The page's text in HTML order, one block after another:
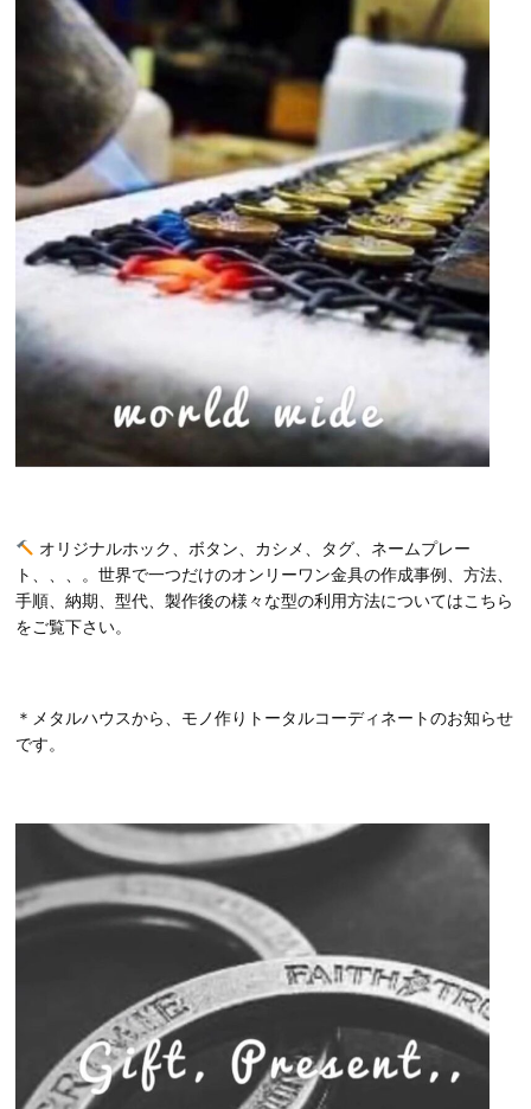
オリジナルホック、ボタン、カシメ、タグ、ネームプレー
ト、、、。世界で一つだけのオンリーワン金具の作成事例、方法、
手順、納期、型代、製作後の様々な型の利用方法についてはこちら
をご覧下さい。
＊メタルハウスから、モノ作りトータルコーディネートのお知らせ
です。